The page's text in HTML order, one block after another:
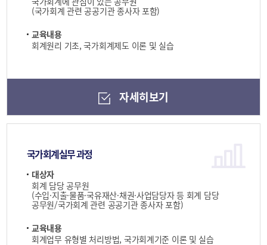
(국가회계 관련 공공기관 종사자 포함)
교육내용
회계원리 기초, 국가회계제도 이론 및 실습
자세히보기
국가회계실무 과정
대상자
회계 담당 공무원
(수입·지출·물품·국유재산·채권·사업담당자 등 회계 담당
공무원/국가회계 관련 공공기관 종사자 포함)
교육내용
회계업무 유형별 처리방법, 국가회계기준 이론 및 실습